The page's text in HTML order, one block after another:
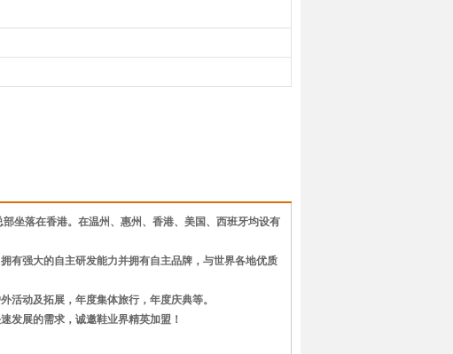
坐落在香港。在温州、惠州、香港、美国、西班牙均设有
有强大的自主研发能力并拥有自主品牌，与世界各地优质
活动及拓展，年度集体旅行，年度庆典等。
发展的需求，诚邀鞋业界精英加盟！